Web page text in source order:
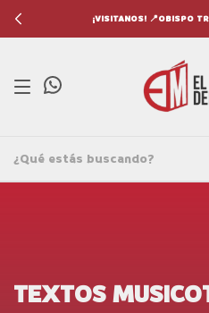
¡VISITANOS! 📍OBISPO
TEXTOS